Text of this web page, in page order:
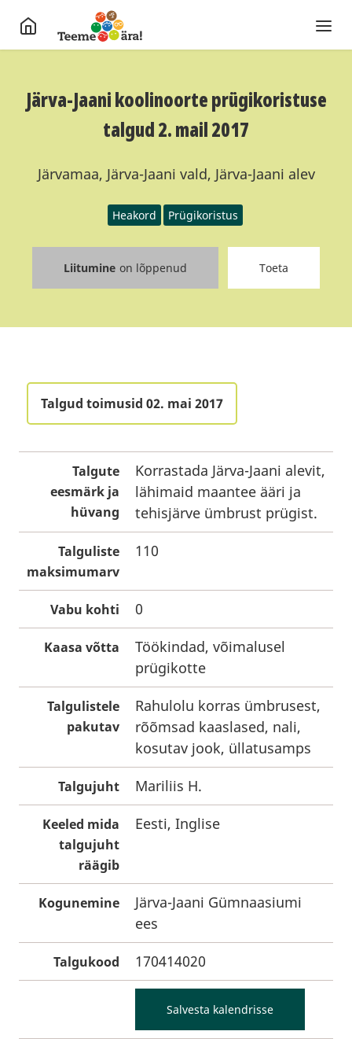
Järva-Jaani koolinoorte prügikoristuse
talgud 2. mail 2017
Järvamaa, Järva-Jaani vald, Järva-Jaani alev
Heakord Prügikoristus
Liitumine on lõppenud Toeta
Talgud toimusid 02. mai 2017
Talgute
eesmärk ja
hüvang
Korrastada Järva-Jaani alevit,
lähimaid maantee ääri ja
tehisjärve ümbrust prügist.
Talguliste
maksimumarv
110
Vabu kohti 0
Kaasa võtta
Töökindad, võimalusel
prügikotte
Talgulistele
pakutav
Rahulolu korras ümbrusest,
rõõmsad kaaslased, nali,
kosutav jook, üllatusamps
Talgujuht Mariliis H.
Keeled mida
talgujuht
räägib
Eesti, Inglise
Kogunemine
Järva-Jaani Gümnaasiumi
ees
Talgukood 170414020
Salvesta kalendrisse